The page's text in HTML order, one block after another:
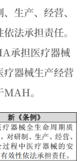
生产、经营、
法承担责任。
承担医疗器械
器械生产经营
。